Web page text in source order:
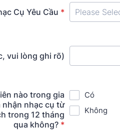
Cụ Yêu Cầu *
vui lòng ghi rõ)
nào trong gia
nhận nhạc cụ từ
trong 12 tháng
qua không? *
Có
Không